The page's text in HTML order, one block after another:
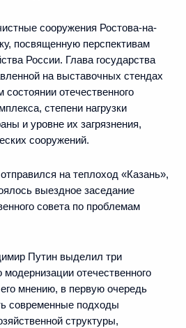
сооружения Ростова-на-
посвященную перспективам
России. Глава государства
на выставочных стендах
отечественного
степени нагрузки
и уровне их загрязнения,
сооружений.
на теплоход «Казань»,
выездное заседание
совета по проблемам
Путин выделил три
отечественного
мнению, в первую очередь
современные подходы
структуры,